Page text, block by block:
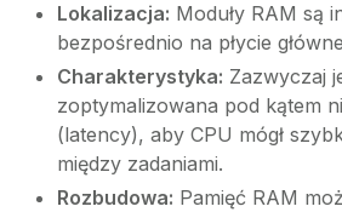
Lokalizacja: Moduły RAM są
bezpośrednio na płycie
Charakterystyka: Zazwyczaj
zoptymalizowana pod kątem
(latency), aby CPU mógł
między zadaniami.
Rozbudowa: Pamięć RAM